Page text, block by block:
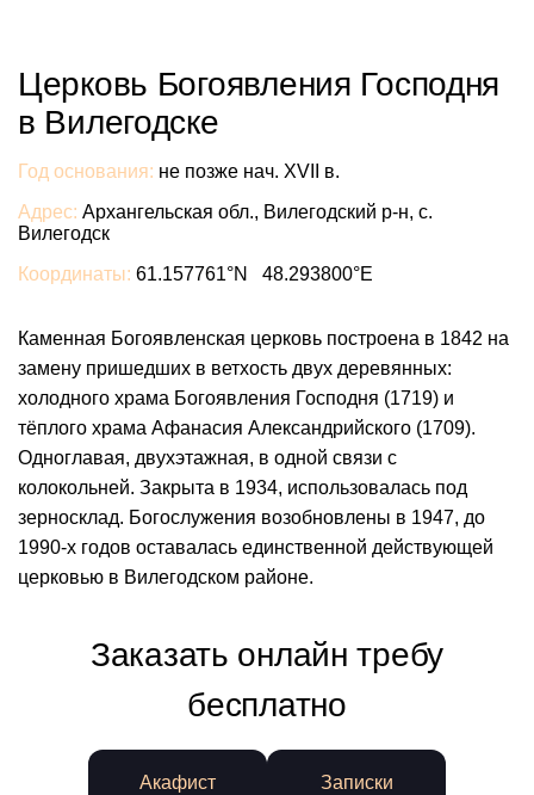
Церковь Богоявления Господня
в Вилегодске
Год основания: не позже нач. XVII в.
Адрес: Архангельская обл., Вилегодский р-н, с.
Вилегодск
Координаты: 61.157761°N 48.293800°E
Каменная Богоявленская церковь построена в 1842 на
замену пришедших в ветхость двух деревянных:
холодного храма Богоявления Господня (1719) и
тёплого храма Афанасия Александрийского (1709).
Одноглавая, двухэтажная, в одной связи с
колокольней. Закрыта в 1934, использовалась под
зерносклад. Богослужения возобновлены в 1947, до
1990-х годов оставалась единственной действующей
церковью в Вилегодском районе.
Заказать онлайн требу
бесплатно
Акафист Записки